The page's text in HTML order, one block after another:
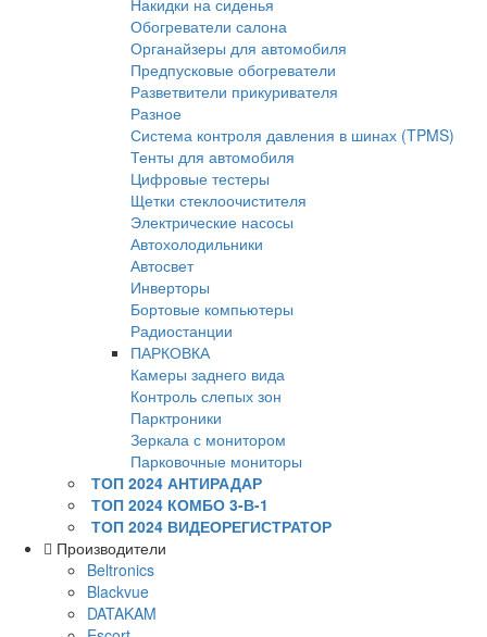
Накидки на сиденья
Обогреватели салона
Органайзеры для автомобиля
Предпусковые обогреватели
Разветвители прикуривателя
Разное
Система контроля давления в шинах (TPMS)
Тенты для автомобиля
Цифровые тестеры
Щетки стеклоочистителя
Электрические насосы
Автохолодильники
Автосвет
Инверторы
Бортовые компьютеры
Радиостанции
ПАРКОВКА
Камеры заднего вида
Контроль слепых зон
Парктроники
Зеркала с монитором
Парковочные мониторы
ТОП 2024 АНТИРАДАР
ТОП 2024 КОМБО 3-В-1
ТОП 2024 ВИДЕОРЕГИСТРАТОР
Производители
Beltronics
Blackvue
DATAKAM